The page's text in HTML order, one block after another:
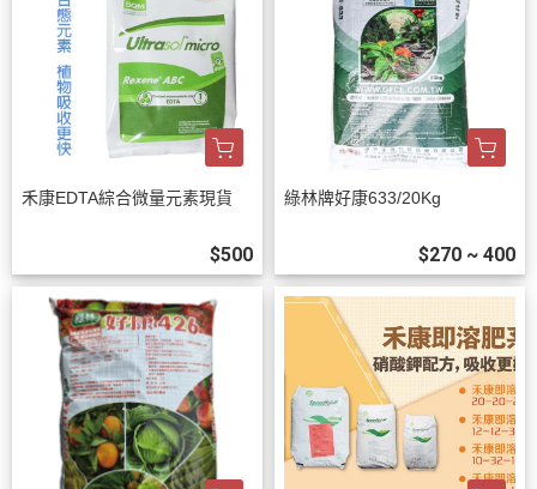
禾康EDTA綜合微量元素現貨
$500
綠林牌好康633/20Kg
$270 ~ 400